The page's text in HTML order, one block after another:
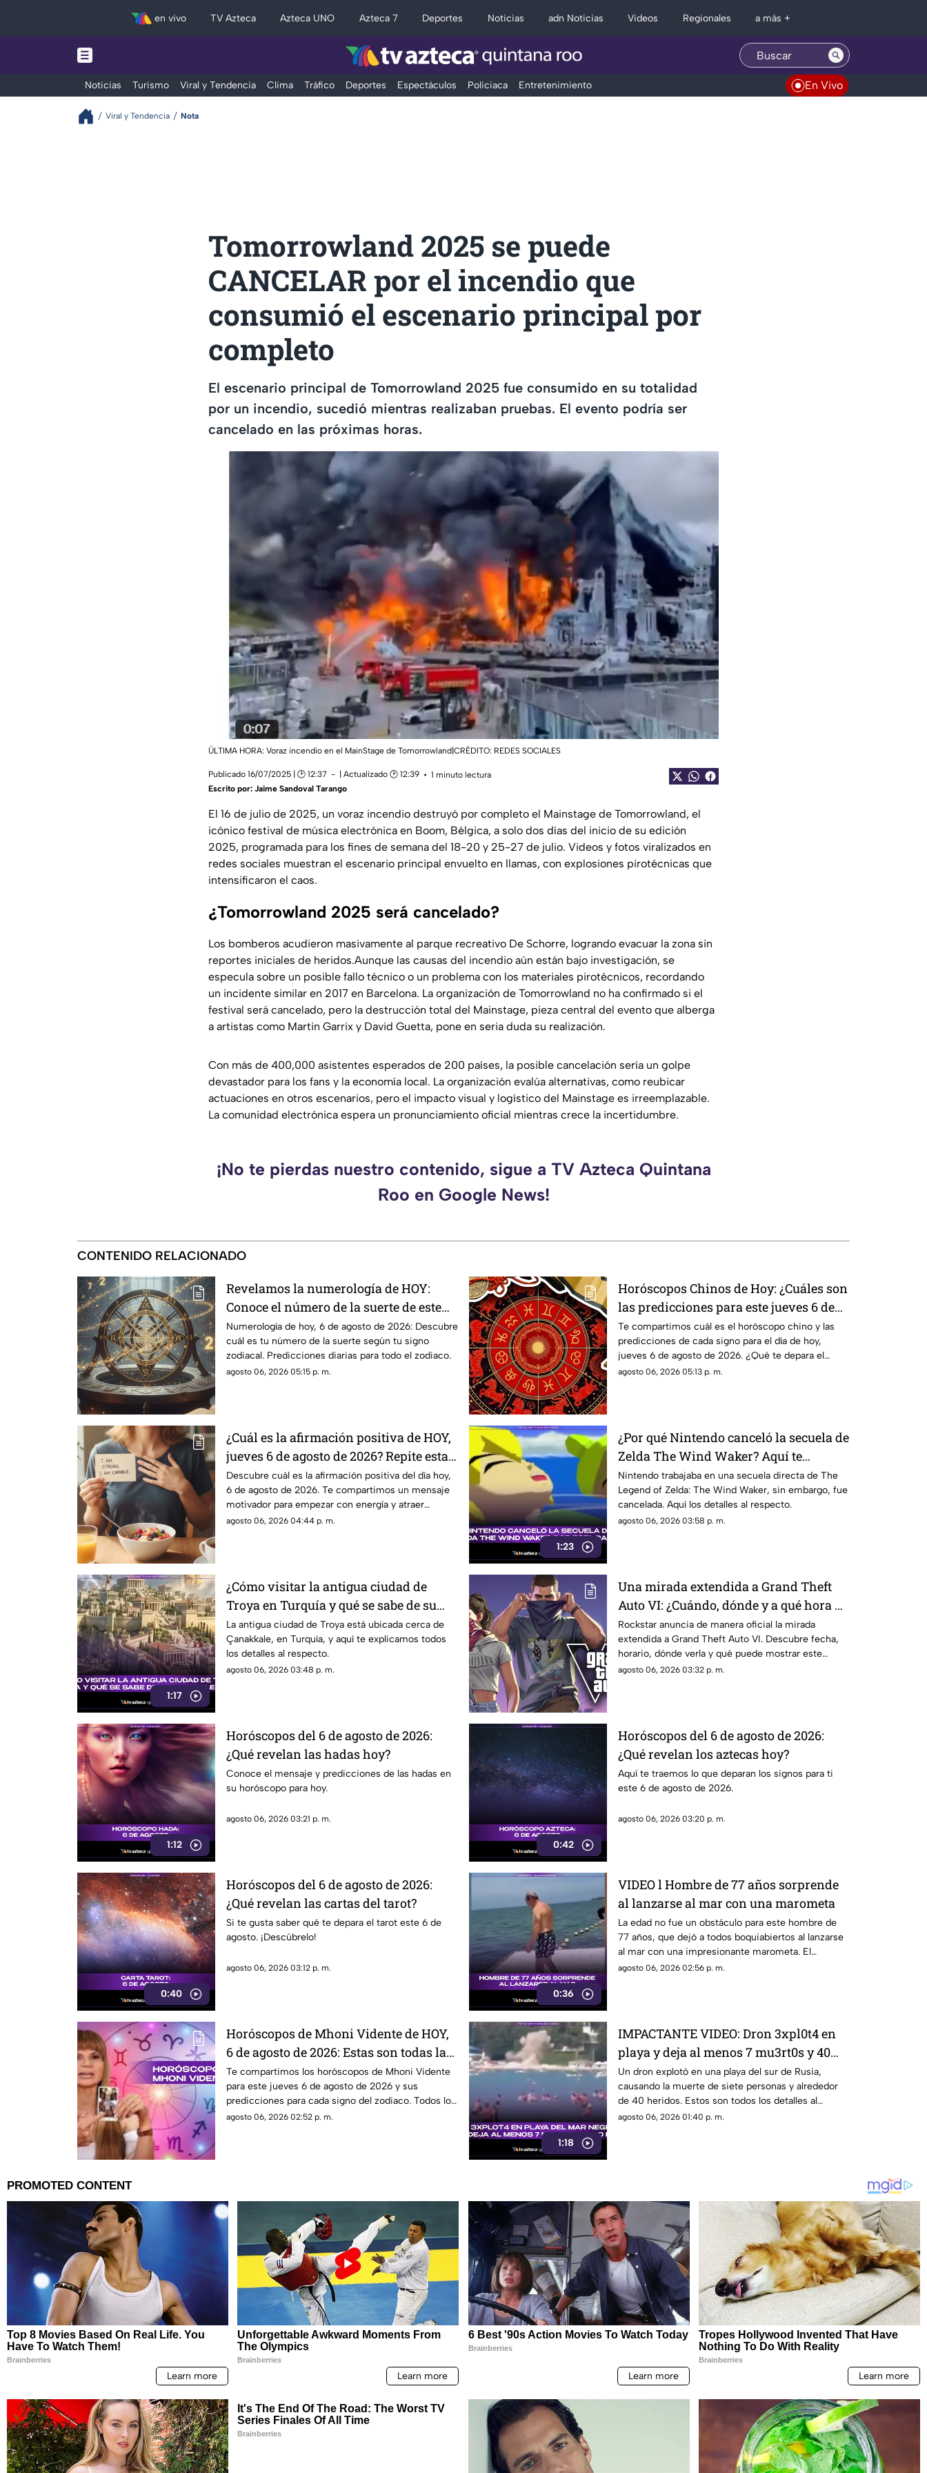
en vivo TV Azteca Azteca UNO Azteca 7 Deportes Noticias adn Noticias Videos Regionales a más +
Noticias Turismo Viral y Tendencia Clima Tráfico Deportes Espectáculos Policiaca Entretenimiento En Vivo
Viral y Tendencia Nota
Tomorrowland 2025 se puede
CANCELAR por el incendio que
consumió el escenario principal por
completo
El escenario principal de Tomorrowland 2025 fue consumido en su totalidad
por un incendio, sucedió mientras realizaban pruebas. El evento podría ser
cancelado en las próximas horas.
ÚLTIMA HORA: Voraz incendio en el MainStage de Tomorrowland|CRÉDITO: REDES SOCIALES
Publicado 16/07/2025 | 🕑 12:37 | Actualizado 🕑 12:39
1 minuto lectura
Escrito por: Jaime Sandoval Tarango
El 16 de julio de 2025, un voraz incendio destruyó por completo el Mainstage de Tomorrowland, el
icónico festival de música electrónica en Boom, Bélgica, a solo dos días del inicio de su edición
2025, programada para los fines de semana del 18-20 y 25-27 de julio. Videos y fotos viralizados en
redes sociales muestran el escenario principal envuelto en llamas, con explosiones pirotécnicas que
intensificaron el caos.
¿Tomorrowland 2025 será cancelado?
Los bomberos acudieron masivamente al parque recreativo De Schorre, logrando evacuar la zona sin
reportes iniciales de heridos.Aunque las causas del incendio aún están bajo investigación, se
especula sobre un posible fallo técnico o un problema con los materiales pirotécnicos, recordando
un incidente similar en 2017 en Barcelona. La organización de Tomorrowland no ha confirmado si el
festival será cancelado, pero la destrucción total del Mainstage, pieza central del evento que alberga
a artistas como Martin Garrix y David Guetta, pone en seria duda su realización.
Con más de 400,000 asistentes esperados de 200 países, la posible cancelación sería un golpe
devastador para los fans y la economía local. La organización evalúa alternativas, como reubicar
actuaciones en otros escenarios, pero el impacto visual y logístico del Mainstage es irreemplazable.
La comunidad electrónica espera un pronunciamiento oficial mientras crece la incertidumbre.
¡No te pierdas nuestro contenido, sigue a TV Azteca Quintana
Roo en Google News!
CONTENIDO RELACIONADO
Revelamos la numerología de HOY:
Conoce el número de la suerte de este
jueves 6 de agosto de 2026, para cada
signo del zodiaco
Numerología de hoy, 6 de agosto de 2026: Descubre
cuál es tu número de la suerte según tu signo
zodiacal. Predicciones diarias para todo el zodiaco.
agosto 06, 2026 05:15 p. m.
Horóscopos Chinos de Hoy: ¿Cuáles son
las predicciones para este jueves 6 de
agosto de 2026?
Te compartimos cuál es el horóscopo chino y las
predicciones de cada signo para el día de hoy,
jueves 6 de agosto de 2026. ¿Qué te depara el
destino?
agosto 06, 2026 05:13 p. m.
¿Cuál es la afirmación positiva de HOY,
jueves 6 de agosto de 2026? Repite estas
palabras y llena tu día de energía
Descubre cuál es la afirmación positiva del día hoy,
6 de agosto de 2026. Te compartimos un mensaje
motivador para empezar con energía y atraer
abundancia.
agosto 06, 2026 04:44 p. m.
1:23
¿Por qué Nintendo canceló la secuela de
Zelda The Wind Waker? Aquí te
explicamos la razón
Nintendo trabajaba en una secuela directa de The
Legend of Zelda: The Wind Waker, sin embargo, fue
cancelada. Aquí los detalles al respecto.
agosto 06, 2026 03:58 p. m.
1:17
¿Cómo visitar la antigua ciudad de
Troya en Turquía y qué se sabe de su
origen legendario?
La antigua ciudad de Troya está ubicada cerca de
Çanakkale, en Turquía, y aquí te explicamos todos
los detalles al respecto.
agosto 06, 2026 03:48 p. m.
Una mirada extendida a Grand Theft
Auto VI: ¿Cuándo, dónde y a qué hora de
México se estrena este adelanto de GTA?
Rockstar anuncia de manera oficial la mirada
extendida a Grand Theft Auto VI. Descubre fecha,
horario, dónde verla y qué puede mostrar este
nuevo avance.
agosto 06, 2026 03:32 p. m.
1:12
Horóscopos del 6 de agosto de 2026:
¿Qué revelan las hadas hoy?
Conoce el mensaje y predicciones de las hadas en
su horóscopo para hoy.
agosto 06, 2026 03:21 p. m.
0:42
Horóscopos del 6 de agosto de 2026:
¿Qué revelan los aztecas hoy?
Aquí te traemos lo que deparan los signos para ti
este 6 de agosto de 2026.
agosto 06, 2026 03:20 p. m.
0:40
Horóscopos del 6 de agosto de 2026:
¿Qué revelan las cartas del tarot?
Si te gusta saber qué te depara el tarot este 6 de
agosto. ¡Descúbrelo!
agosto 06, 2026 03:12 p. m.
0:36
VIDEO l Hombre de 77 años sorprende
al lanzarse al mar con una marometa
La edad no fue un obstáculo para este hombre de
77 años, que dejó a todos boquiabiertos al lanzarse
al mar con una impresionante marometa. El
momento, captado en video, ya genera miles de
agosto 06, 2026 02:56 p. m.
Horóscopos de Mhoni Vidente de HOY,
6 de agosto de 2026: Estas son todas las
predicciones para cada signo zodiacal
Te compartimos los horóscopos de Mhoni Vidente
para este jueves 6 de agosto de 2026 y sus
predicciones para cada signo del zodiaco. Todos los
detalles.
agosto 06, 2026 02:52 p. m.
1:18
IMPACTANTE VIDEO: Dron 3xpl0t4 en
playa y deja al menos 7 mu3rt0s y 40
h3r1d0s; esto se sabe de lo ocurrido en
Rusia
Un dron explotó en una playa del sur de Rusia,
causando la muerte de siete personas y alrededor
de 40 heridos. Estos son todos los detalles al
respecto.
agosto 06, 2026 01:40 p. m.